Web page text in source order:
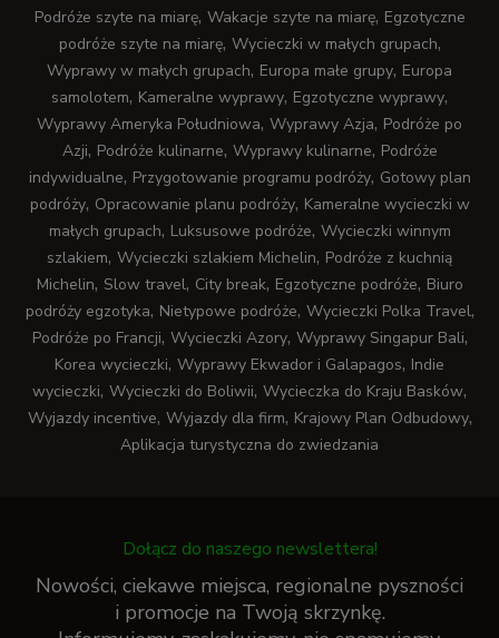
Podróże szyte na miarę, Wakacje szyte na miarę, Egzotyczne
podróże szyte na miarę, Wycieczki w małych grupach,
Wyprawy w małych grupach, Europa małe grupy, Europa
samolotem, Kameralne wyprawy, Egzotyczne wyprawy,
Wyprawy Ameryka Południowa, Wyprawy Azja, Podróże po
Azji, Podróże kulinarne, Wyprawy kulinarne, Podróże
indywidualne, Przygotowanie programu podróży, Gotowy plan
podróży, Opracowanie planu podróży, Kameralne wycieczki w
małych grupach, Luksusowe podróże, Wycieczki winnym
szlakiem, Wycieczki szlakiem Michelin, Podróże z kuchnią
Michelin, Slow travel, City break, Egzotyczne podróże, Biuro
podróży egzotyka, Nietypowe podróże, Wycieczki Polka Travel,
Podróże po Francji, Wycieczki Azory, Wyprawy Singapur Bali,
Korea wycieczki, Wyprawy Ekwador i Galapagos, Indie
wycieczki, Wycieczki do Boliwii, Wycieczka do Kraju Basków,
Wyjazdy incentive, Wyjazdy dla firm, Krajowy Plan Odbudowy,
Aplikacja turystyczna do zwiedzania
Dołącz do naszego newslettera!
Nowości, ciekawe miejsca, regionalne pyszności
i promocje na Twoją skrzynkę.